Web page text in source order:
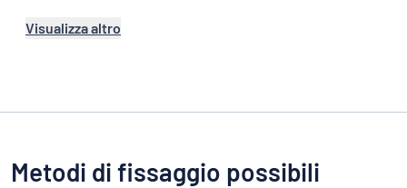
Visualizza altro
Metodi di fissaggio possibili